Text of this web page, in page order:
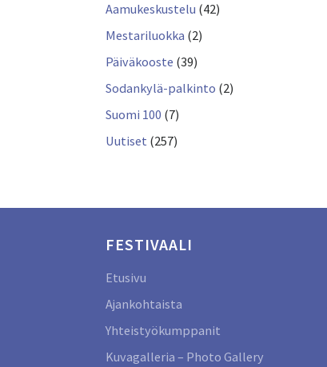
Aamukeskustelu (42)
Mestariluokka (2)
Päiväkooste (39)
Sodankylä-palkinto (2)
Suomi 100 (7)
Uutiset (257)
FESTIVAALI
Etusivu
Ajankohtaista
Yhteistyökumppanit
Kuvagalleria – Photo Gallery